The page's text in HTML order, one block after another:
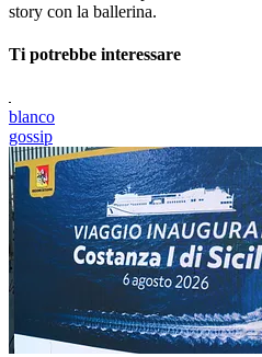
story con la ballerina.
Ti potrebbe interessare
blanco
gossip